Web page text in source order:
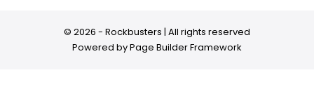
© 2026 - Rockbusters | All rights reserved
Powered byPage Builder Framework